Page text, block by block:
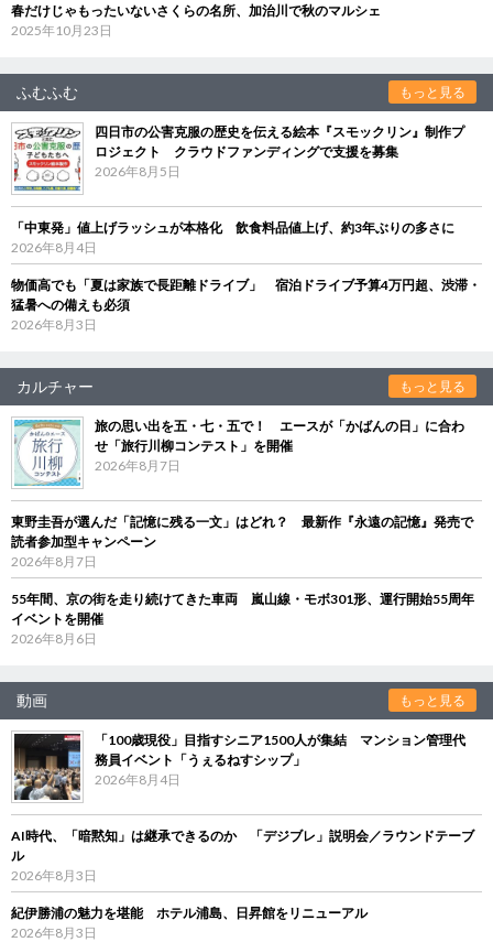
春だけじゃもったいないさくらの名所、加治川で秋のマルシェ
2025年10月23日
ふむふむ もっと見る
四日市の公害克服の歴史を伝える絵本『スモックリン』制作プ
ロジェクト クラウドファンディングで支援を募集
2026年8月5日
「中東発」値上げラッシュが本格化 飲食料品値上げ、約3年ぶりの多さに
2026年8月4日
物価高でも「夏は家族で長距離ドライブ」 宿泊ドライブ予算4万円超、渋滞・
猛暑への備えも必須
2026年8月3日
カルチャー もっと見る
旅の思い出を五・七・五で！ エースが「かばんの日」に合わ
せ「旅行川柳コンテスト」を開催
2026年8月7日
東野圭吾が選んだ「記憶に残る一文」はどれ？ 最新作『永遠の記憶』発売で
読者参加型キャンペーン
2026年8月7日
55年間、京の街を走り続けてきた車両 嵐山線・モボ301形、運行開始55周年
イベントを開催
2026年8月6日
動画 もっと見る
「100歳現役」目指すシニア1500人が集結 マンション管理代
務員イベント「うぇるねすシップ」
2026年8月4日
AI時代、「暗黙知」は継承できるのか 「デジブレ」説明会／ラウンドテーブ
ル
2026年8月3日
紀伊勝浦の魅力を堪能 ホテル浦島、日昇館をリニューアル
2026年8月3日